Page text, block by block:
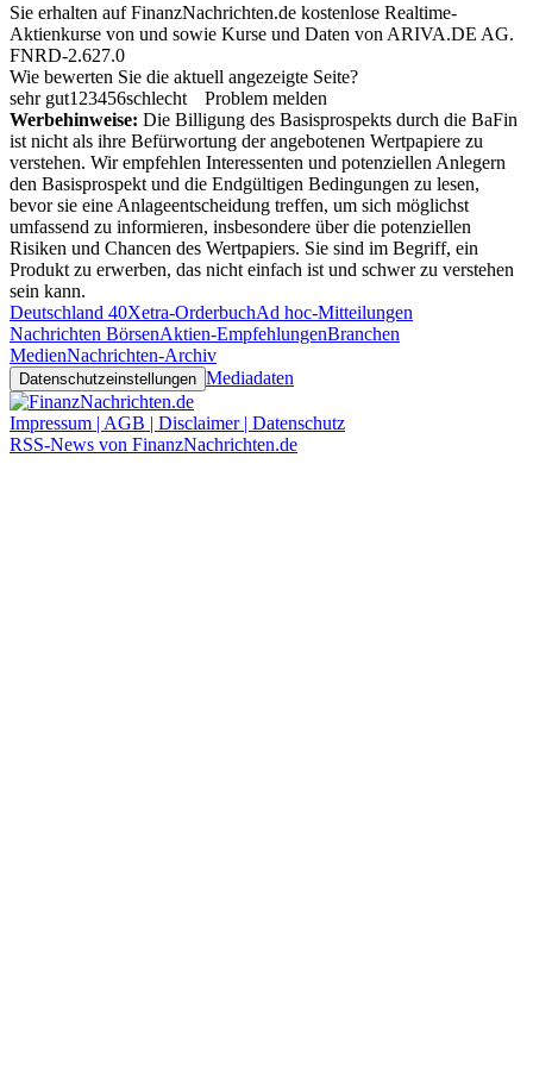
Sie erhalten auf FinanzNachrichten.de kostenlose Realtime-
Aktienkurse von und sowie Kurse und Daten von ARIVA.DE AG.
FNRD-2.627.0
Wie bewerten Sie die aktuell angezeigte Seite?
sehr gut1 23456schlecht
Problem melden
Werbehinweise: Die Billigung des Basisprospekts durch die BaFin
ist nicht als ihre Befürwortung der angebotenen Wertpapiere zu
verstehen. Wir empfehlen Interessenten und potenziellen Anlegern
den Basisprospekt und die Endgültigen Bedingungen zu lesen,
bevor sie eine Anlageentscheidung treffen, um sich möglichst
umfassend zu informieren, insbesondere über die potenziellen
Risiken und Chancen des Wertpapiers. Sie sind im Begriff, ein
Produkt zu erwerben, das nicht einfach ist und schwer zu verstehen
sein kann.
Deutschland 40Xetra-OrderbuchAd hoc-Mitteilungen
Nachrichten BörsenAktien-EmpfehlungenBranchen
MedienNachrichten-Archiv
Datenschutzeinstellungen Mediadaten
Impressum | AGB | Disclaimer | Datenschutz
RSS-News von FinanzNachrichten.de